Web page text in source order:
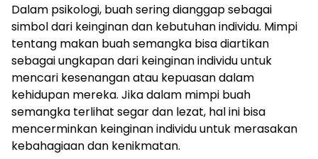
Dalam psikologi, buah sering dianggap sebagai
simbol dari keinginan dan kebutuhan individu. Mimpi
tentang makan buah semangka bisa diartikan
sebagai ungkapan dari keinginan individu untuk
mencari kesenangan atau kepuasan dalam
kehidupan mereka. Jika dalam mimpi buah
semangka terlihat segar dan lezat, hal ini bisa
mencerminkan keinginan individu untuk merasakan
kebahagiaan dan kenikmatan.